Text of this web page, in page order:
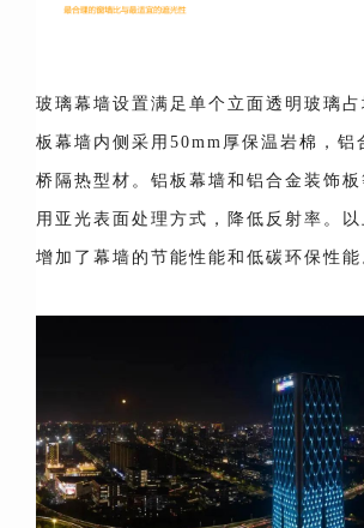
玻璃幕墙设置满足单个立面透明玻璃
板幕墙内侧采用50mm厚保温岩棉，铝
桥隔热型材。铝板幕墙和铝合金装饰
用亚光表面处理方式，降低反射率。
增加了幕墙的节能性能和低碳环保性能